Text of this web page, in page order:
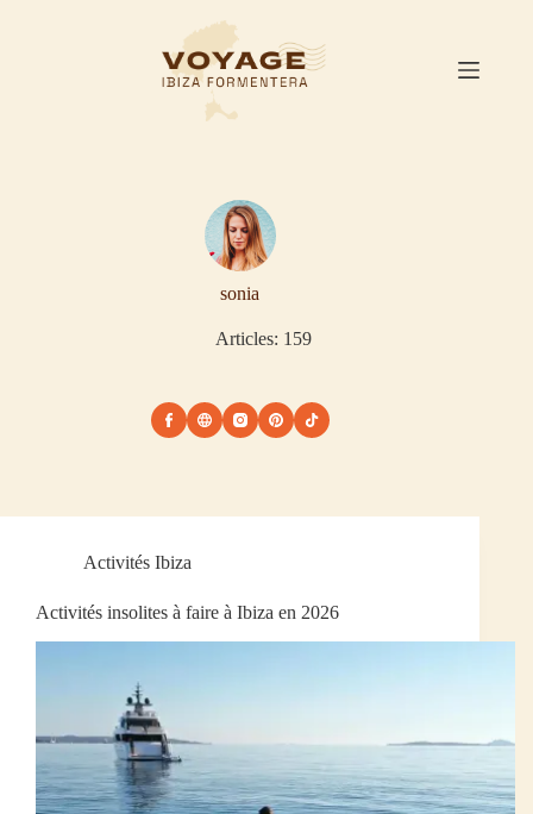
sonia
Articles: 159
Activités Ibiza
Activités insolites à faire à Ibiza en 2026